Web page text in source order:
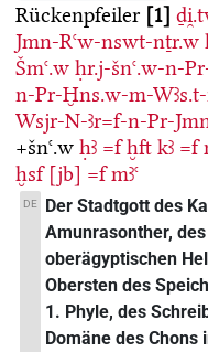
Rückenpfeiler 1
Jmn-Rꜥw-nswt-nṯr.w
Šmꜥ.w ḥr.j-šnꜥ.w-n-
n-Pr-Ḫns.w-m-
Wsjr-N-ꜣr=f-n-Pr-
+šnꜥ.w ḥꜣ =f ḫft kꜣ =f
ḫsf [jb] =f mꜣꜥ
DE
Der Stadtgott des
Amunrasonther,
oberägyptischen
Obersten des
1. Phyle, des
Domäne des